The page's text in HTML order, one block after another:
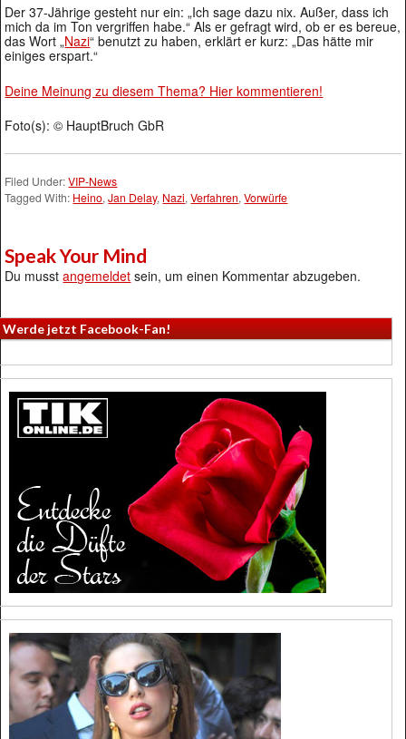
Der 37-Jährige gesteht nur ein: „Ich sage dazu nix. Außer, dass ich
mich da im Ton vergriffen habe.“ Als er gefragt wird, ob er es bereue,
das Wort „Nazi“ benutzt zu haben, erklärt er kurz: „Das hätte mir
einiges erspart.“
Deine Meinung zu diesem Thema? Hier kommentieren!
Foto(s): © HauptBruch GbR
Filed Under:VIP-News
Tagged With: Heino,Jan Delay, Nazi,Verfahren,Vorwürfe
Speak Your Mind
Du musstangemeldet sein, um einen Kommentar abzugeben.
Werde jetzt Facebook-Fan!